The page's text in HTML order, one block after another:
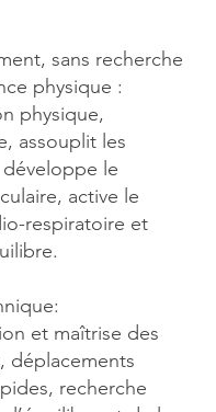
sans recherche
physique :
physique,
assouplit les
le
active le
respiratoire et
et maîtrise des
déplacements
recherche